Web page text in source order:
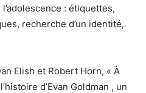
: étiquettes,
recherche d’un identité,
Elish et Robert Horn, « À
d’Evan Goldman , un